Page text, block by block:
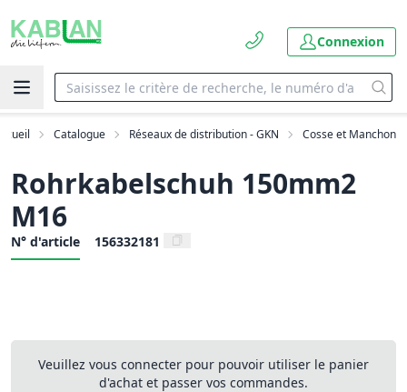
Connexion
Catalogue Réseaux de distribution - GKN Cosse et Manchon
Rohrkabelschuh 150mm2
M16
N° d'article 156332181
Veuillez vous connecter pour pouvoir utiliser le panier
d'achat et passer vos commandes.